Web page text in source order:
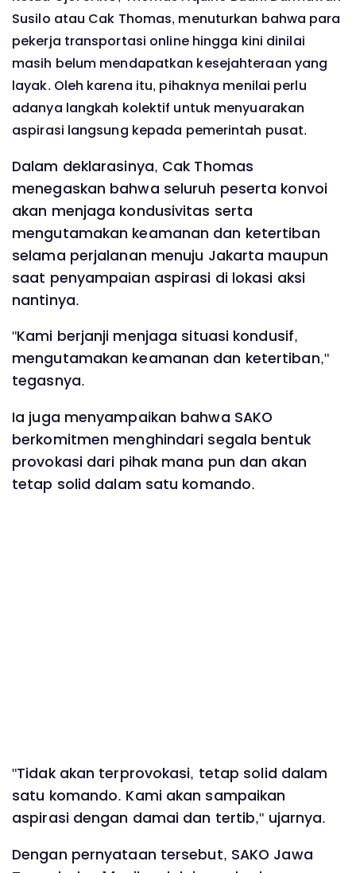
Susilo atau Cak Thomas, menuturkan bahwa para
pekerja transportasi online hingga kini dinilai
masih belum mendapatkan kesejahteraan yang
layak. Oleh karena itu, pihaknya menilai perlu
adanya langkah kolektif untuk menyuarakan
aspirasi langsung kepada pemerintah pusat.
Dalam deklarasinya, Cak Thomas
menegaskan bahwa seluruh peserta konvoi
akan menjaga kondusivitas serta
mengutamakan keamanan dan ketertiban
selama perjalanan menuju Jakarta maupun
saat penyampaian aspirasi di lokasi aksi
nantinya.
"Kami berjanji menjaga situasi kondusif,
mengutamakan keamanan dan ketertiban,"
tegasnya.
Ia juga menyampaikan bahwa SAKO
berkomitmen menghindari segala bentuk
provokasi dari pihak mana pun dan akan
tetap solid dalam satu komando.
"Tidak akan terprovokasi, tetap solid dalam
satu komando. Kami akan sampaikan
aspirasi dengan damai dan tertib," ujarnya.
Dengan pernyataan tersebut, SAKO Jawa